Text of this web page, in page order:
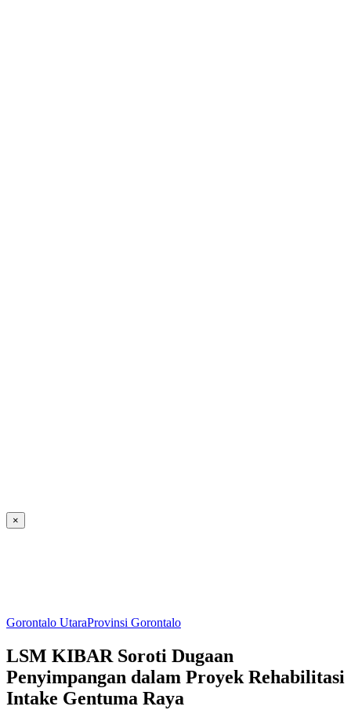
×
Gorontalo UtaraProvinsi Gorontalo
LSM KIBAR Soroti Dugaan
Penyimpangan dalam Proyek Rehabilitasi
Intake Gentuma Raya